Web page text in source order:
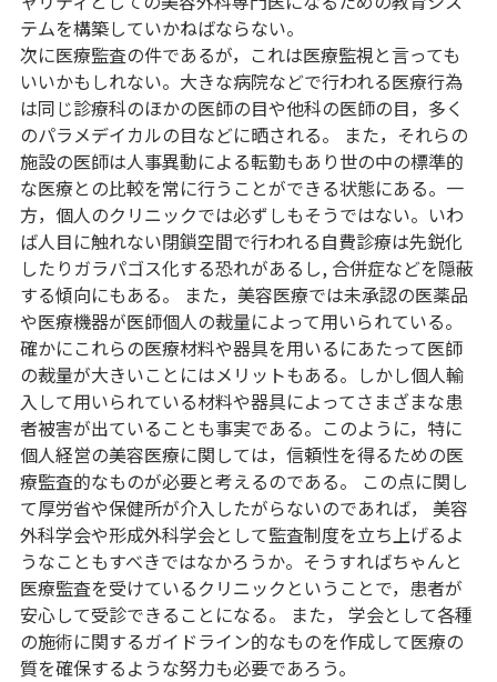
テムを構築していかねばならない。
次に医療監査の件であるが，これは医療監視と言っても
いいかもしれない。大きな病院などで行われる医療行為
は同じ診療科のほかの医師の目や他科の医師の目，多く
のパラメデイカルの目などに晒される。 また，それらの
施設の医師は人事異動による転勤もあり世の中の標準的
な医療との比較を常に行うことができる状態にある。一
方，個人のクリニックでは必ずしもそうではない。いわ
ば人目に触れない閉鎖空間で行われる自費診療は先鋭化
したりガラパゴス化する恐れがあるし, 合併症などを隠蔽
する傾向にもある。 また，美容医療では未承認の医薬品
や医療機器が医師個人の裁量によって用いられている。
確かにこれらの医療材料や器具を用いるにあたって医師
の裁量が大きいことにはメリットもある。しかし個人輸
入して用いられている材料や器具によってさまざまな患
者被害が出ていることも事実である。このように，特に
個人経営の美容医療に関しては，信頼性を得るための医
療監査的なものが必要と考えるのである。 この点に関し
て厚労省や保健所が介入したがらないのであれば， 美容
外科学会や形成外科学会として監査制度を立ち上げるよ
うなこともすべきではなかろうか。そうすればちゃんと
医療監査を受けているクリニックということで，患者が
安心して受診できることになる。 また， 学会として各種
の施術に関するガイドライン的なものを作成して医療の
質を確保するような努力も必要であろう。